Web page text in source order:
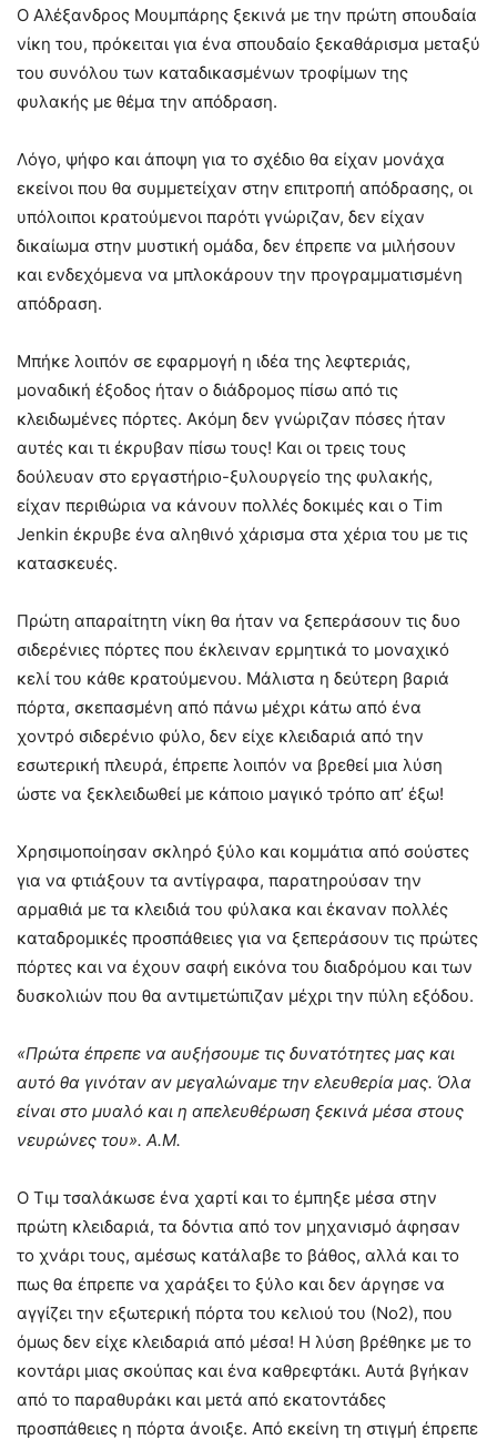
Ο Αλέξανδρος Μουμπάρης ξεκινά με την πρώτη σπουδαία
νίκη του, πρόκειται για ένα σπουδαίο ξεκαθάρισμα μεταξύ
του συνόλου των καταδικασμένων τροφίμων της
φυλακής με θέμα την απόδραση.
Λόγο, ψήφο και άποψη για το σχέδιο θα είχαν μονάχα
εκείνοι που θα συμμετείχαν στην επιτροπή απόδρασης, οι
υπόλοιποι κρατούμενοι παρότι γνώριζαν, δεν είχαν
δικαίωμα στην μυστική ομάδα, δεν έπρεπε να μιλήσουν
και ενδεχόμενα να μπλοκάρουν την προγραμματισμένη
απόδραση.
Μπήκε λοιπόν σε εφαρμογή η ιδέα της λεφτεριάς,
μοναδική έξοδος ήταν ο διάδρομος πίσω από τις
κλειδωμένες πόρτες. Ακόμη δεν γνώριζαν πόσες ήταν
αυτές και τι έκρυβαν πίσω τους! Και οι τρεις τους
δούλευαν στο εργαστήριο-ξυλουργείο της φυλακής,
είχαν περιθώρια να κάνουν πολλές δοκιμές και ο Tim
Jenkin έκρυβε ένα αληθινό χάρισμα στα χέρια του με τις
κατασκευές.
Πρώτη απαραίτητη νίκη θα ήταν να ξεπεράσουν τις δυο
σιδερένιες πόρτες που έκλειναν ερμητικά το μοναχικό
κελί του κάθε κρατούμενου. Μάλιστα η δεύτερη βαριά
πόρτα, σκεπασμένη από πάνω μέχρι κάτω από ένα
χοντρό σιδερένιο φύλο, δεν είχε κλειδαριά από την
εσωτερική πλευρά, έπρεπε λοιπόν να βρεθεί μια λύση
ώστε να ξεκλειδωθεί με κάποιο μαγικό τρόπο απ’ έξω!
Χρησιμοποίησαν σκληρό ξύλο και κομμάτια από σούστες
για να φτιάξουν τα αντίγραφα, παρατηρούσαν την
αρμαθιά με τα κλειδιά του φύλακα και έκαναν πολλές
καταδρομικές προσπάθειες για να ξεπεράσουν τις πρώτες
πόρτες και να έχουν σαφή εικόνα του διαδρόμου και των
δυσκολιών που θα αντιμετώπιζαν μέχρι την πύλη εξόδου.
«Πρώτα έπρεπε να αυξήσουμε τις δυνατότητες μας και
αυτό θα γινόταν αν μεγαλώναμε την ελευθερία μας. Όλα
είναι στο μυαλό και η απελευθέρωση ξεκινά μέσα στους
νευρώνες του». Α.Μ.
Ο Τιμ τσαλάκωσε ένα χαρτί και το έμπηξε μέσα στην
πρώτη κλειδαριά, τα δόντια από τον μηχανισμό άφησαν
το χνάρι τους, αμέσως κατάλαβε το βάθος, αλλά και το
πως θα έπρεπε να χαράξει το ξύλο και δεν άργησε να
αγγίζει την εξωτερική πόρτα του κελιού του (Νο2), που
όμως δεν είχε κλειδαριά από μέσα! Η λύση βρέθηκε με το
κοντάρι μιας σκούπας και ένα καθρεφτάκι. Αυτά βγήκαν
από το παραθυράκι και μετά από εκατοντάδες
προσπάθειες η πόρτα άνοιξε. Από εκείνη τη στιγμή έπρεπε